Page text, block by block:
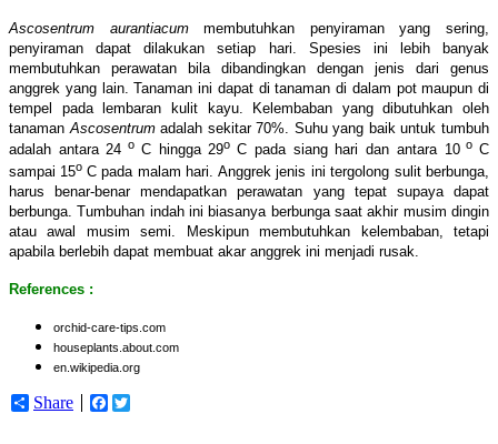
Ascosentrum aurantiacummembutuhkan penyiraman yang sering,
penyiraman dapat dilakukan setiap hari. Spesies ini lebih banyak
membutuhkan perawatan bila dibandingkan dengan jenis dari genus
anggrek yang lain. Tanaman ini dapat di tanaman di dalam pot maupun di
tempel pada lembaran kulit kayu. Kelembaban yang dibutuhkan oleh
tanaman Ascosentrumadalah sekitar 70%. Suhu yang baik untuk tumbuh
adalah antara 24 o C hingga 29oC pada siang hari dan antara 10oC
sampai 15o C pada malam hari. Anggrek jenis ini tergolong sulit berbunga,
harus benar-benar mendapatkan perawatan yang tepat supaya dapat
berbunga. Tumbuhan indah ini biasanya berbunga saat akhir musim dingin
atau awal musim semi. Meskipun membutuhkan kelembaban, tetapi
apabila berlebih dapat membuat akar anggrek ini menjadi rusak.
References :
orchid-care-tips.com
houseplants.about.com
en.wikipedia.org
Share Facebook